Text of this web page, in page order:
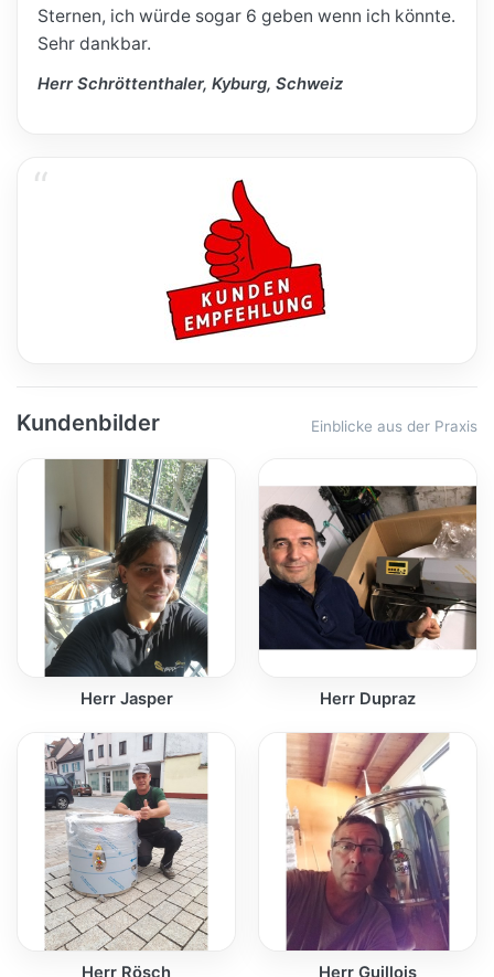
Sternen, ich würde sogar 6 geben wenn ich könnte.
Sehr dankbar.
Herr Schröttenthaler, Kyburg, Schweiz
Kundenbilder Einblicke aus der Praxis
Herr Jasper Herr Dupraz
Herr Rösch Herr Guillois